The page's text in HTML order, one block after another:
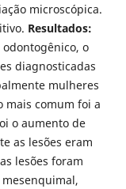
microscópica.
Resultados:
odontogênico, o
diagnosticadas
mulheres
mais comum foi a
o aumento de
as lesões eram
lesões foram